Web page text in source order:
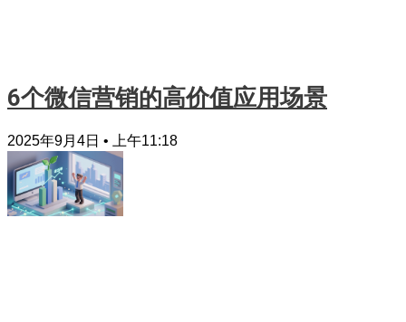
6个微信营销的高价值应用场景
2025年9月4日 上午11:18